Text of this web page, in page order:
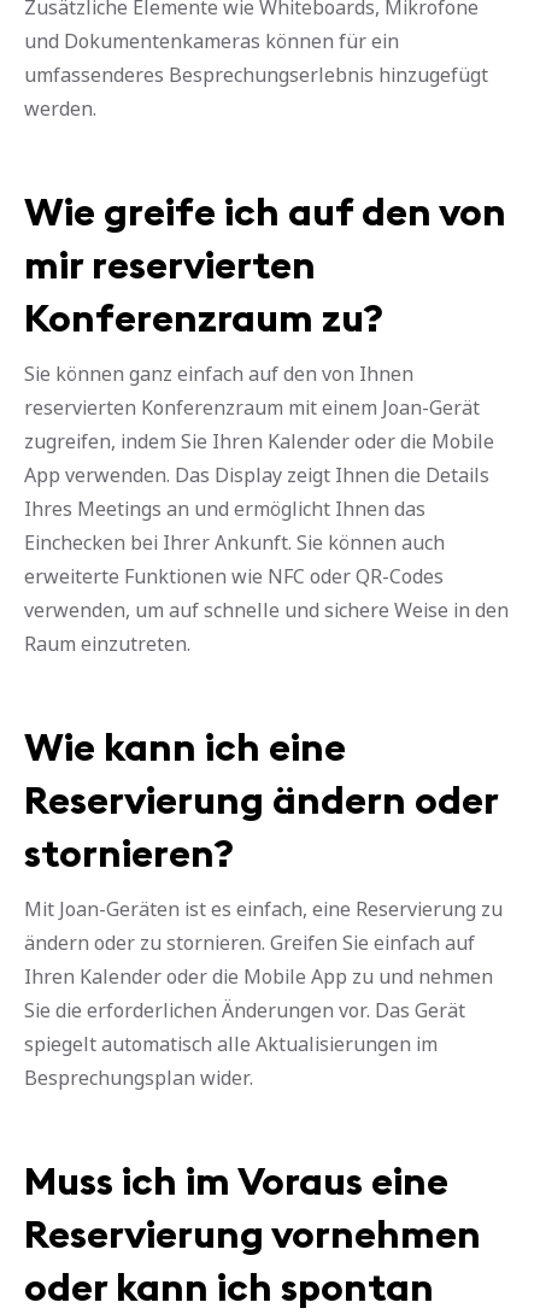
Zusätzliche Elemente wie Whiteboards, Mikrofone
und Dokumentenkameras können für ein
umfassenderes Besprechungserlebnis hinzugefügt
werden.
Wie greife ich auf den von
mir reservierten
Konferenzraum zu?
Sie können ganz einfach auf den von Ihnen
reservierten Konferenzraum mit einem Joan-Gerät
zugreifen, indem Sie Ihren Kalender oder die Mobile
App verwenden. Das Display zeigt Ihnen die Details
Ihres Meetings an und ermöglicht Ihnen das
Einchecken bei Ihrer Ankunft. Sie können auch
erweiterte Funktionen wie NFC oder QR-Codes
verwenden, um auf schnelle und sichere Weise in den
Raum einzutreten.
Wie kann ich eine
Reservierung ändern oder
stornieren?
Mit Joan-Geräten ist es einfach, eine Reservierung zu
ändern oder zu stornieren. Greifen Sie einfach auf
Ihren Kalender oder die Mobile App zu und nehmen
Sie die erforderlichen Änderungen vor. Das Gerät
spiegelt automatisch alle Aktualisierungen im
Besprechungsplan wider.
Muss ich im Voraus eine
Reservierung vornehmen
oder kann ich spontan